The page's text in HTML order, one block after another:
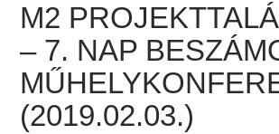
M2
– 7. NAP
(2019.02.03.)